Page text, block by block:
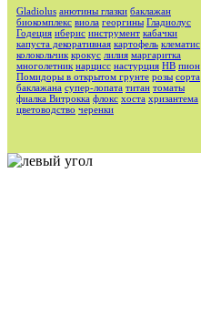
Gladiolus анютины глазки баклажан
биокомплекс виола георгины Гладиолус
Годеция иберис инструмент кабачки
капуста декоративная картофель клематис
колокольчик крокус лилия маргаритка
многолетник нарцисс настурция НВ пион
Помидоры в открытом грунте розы сорта
баклажана супер-лопата титан томаты
фиалка Витрокка флокс хоста хризантема
цветоводство черенки